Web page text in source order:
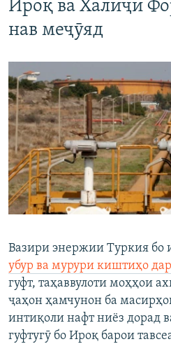
Ироқ ва Халиҷи
нав меҷӯяд
Вазири энержии Туркия бо
убур ва мурури киштиҳо
гуфт, таҳаввулоти моҳҳои
ҷаҳон ҳамчунон ба
интиқоли нафт ниёз дорад
гуфтугӯ бо Ироқ барои